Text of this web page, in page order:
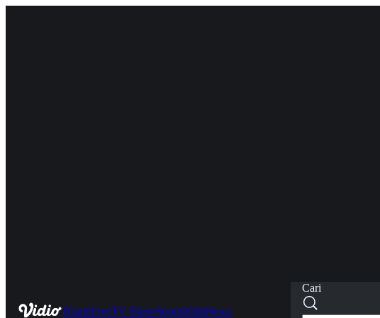
HomeLiveTV ShowSportsKidsNews
Cari